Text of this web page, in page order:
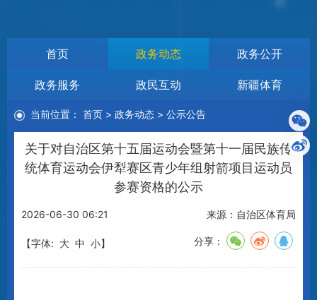
政务服务 政民互动 新疆体育
当前位置： 政务动态>公示公告
关于对自治区第十五届运动会暨第十一届民族传
统体育运动会伊犁赛区青少年组射箭项目运动员
参赛资格的公示
【字体:大 中 小】 分享：